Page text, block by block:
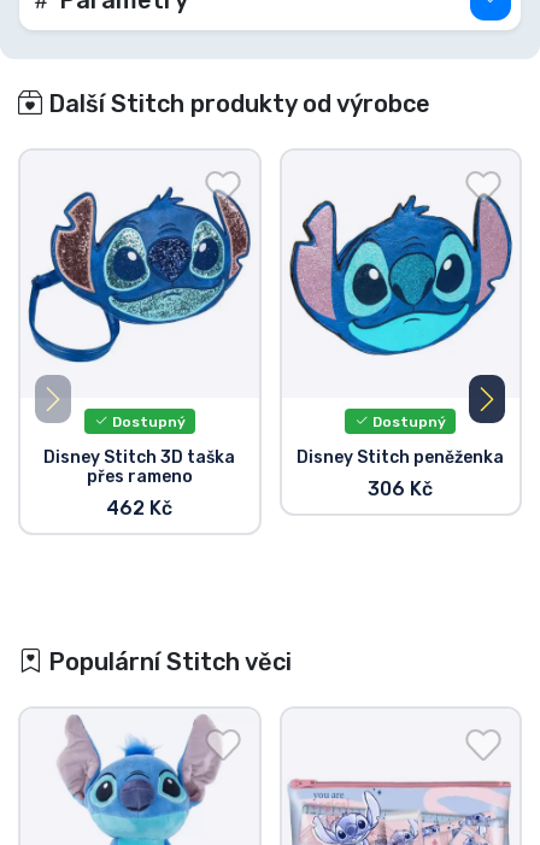
Další Stitch produkty od výrobce
Dostupný
Disney Stitch 3D taška
přes rameno
462 Kč
Dostupný
Disney Stitch peněženka
306 Kč
Populární Stitch věci